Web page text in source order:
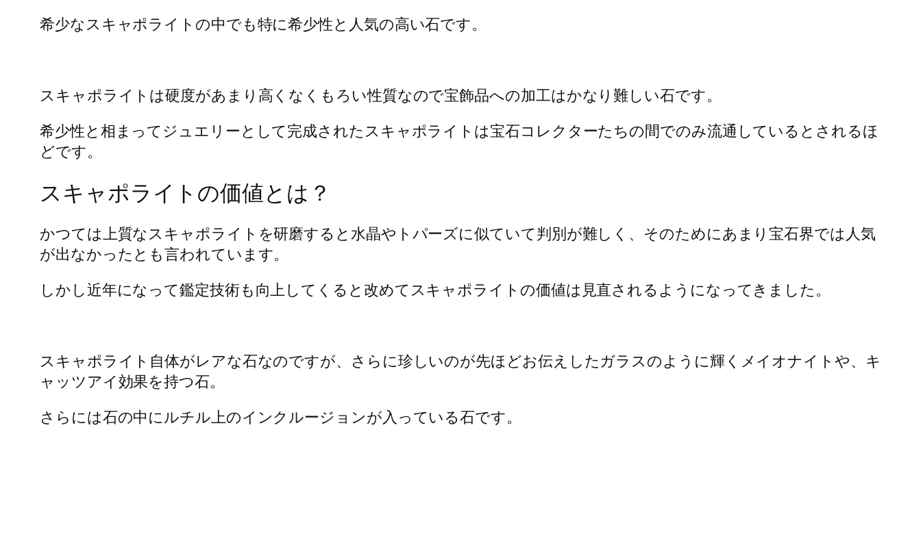
希少なスキャポライトの中でも特に希少性と人気の高い石です。
スキャポライトは硬度があまり高くなくもろい性質なので宝飾品への加工はかなり難しい石です。
希少性と相まってジュエリーとして完成されたスキャポライトは宝石コレクターたちの間でのみ流通しているとされるほ
どです。
スキャポライトの価値とは？
かつては上質なスキャポライトを研磨すると水晶やトパーズに似ていて判別が難しく、そのためにあまり宝石界では人気
が出なかったとも言われています。
しかし近年になって鑑定技術も向上してくると改めてスキャポライトの価値は見直されるようになってきました。
スキャポライト自体がレアな石なのですが、さらに珍しいのが先ほどお伝えしたガラスのように輝くメイオナイトや、キ
ャッツアイ効果を持つ石。
さらには石の中にルチル上のインクルージョンが入っている石です。